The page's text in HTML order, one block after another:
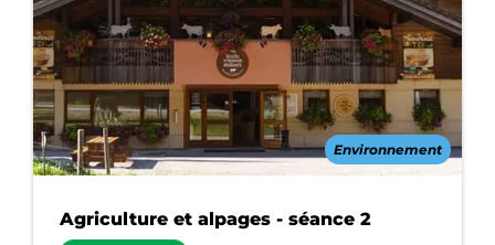
Agriculture et alpages - séance 2
Environnement